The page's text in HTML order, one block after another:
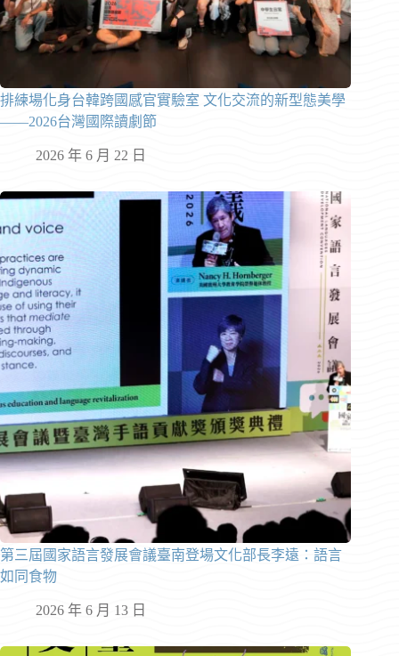
排練場化身台韓跨國感官實驗室 文化交流的新型態美學
——2026台灣國際讀劇節
2026 年 6 月 22 日
第三屆國家語言發展會議臺南登場文化部長李遠：語言
如同食物
2026 年 6 月 13 日